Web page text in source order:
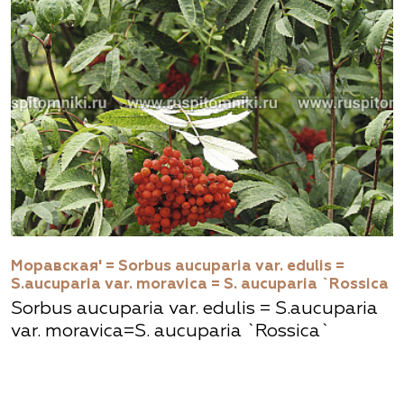
Моравская' = Sorbus aucuparia var. edulis =
S.aucuparia var. moravica = S. aucuparia `Rossica
Sorbus aucuparia var. edulis = S.aucuparia
var. moravica=S. aucuparia `Rossica`